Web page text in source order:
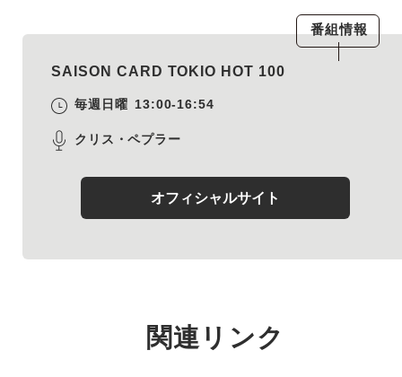
番組情報
SAISON CARD TOKIO HOT 100
毎週日曜 13:00-16:54
クリス・ペプラー
オフィシャルサイト
関連リンク